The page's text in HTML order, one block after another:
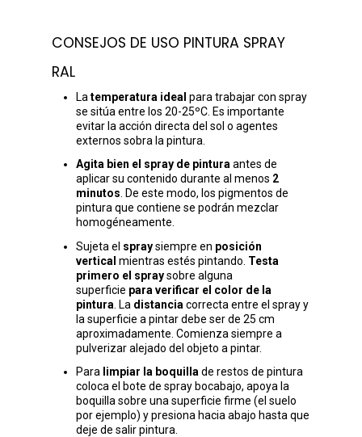
CONSEJOS DE USO PINTURA SPRAY
RAL
Latemperatura ideal para trabajar con spray
se sitúa entre los 20-25ºC. Es importante
evitar la acción directa del sol o agentes
externos sobra la pintura.
Agita bien el spray de pinturaantes de
aplicar su contenido durante al menos 2
minutos. De este modo, los pigmentos de
pintura que contiene se podrán mezclar
homogéneamente.
Sujeta el spraysiempre en posición
vertical mientras estés pintando. Testa
primero el spraysobre alguna
superficie para verificar el color de la
pintura . La distancia correcta entre el spray y
la superficie a pintar debe ser de 25 cm
aproximadamente. Comienza siempre a
pulverizar alejado del objeto a pintar.
Para limpiar la boquilla de restos de pintura
coloca el bote de spray bocabajo, apoya la
boquilla sobre una superficie firme (el suelo
por ejemplo) y presiona hacia abajo hasta que
deje de salir pintura.